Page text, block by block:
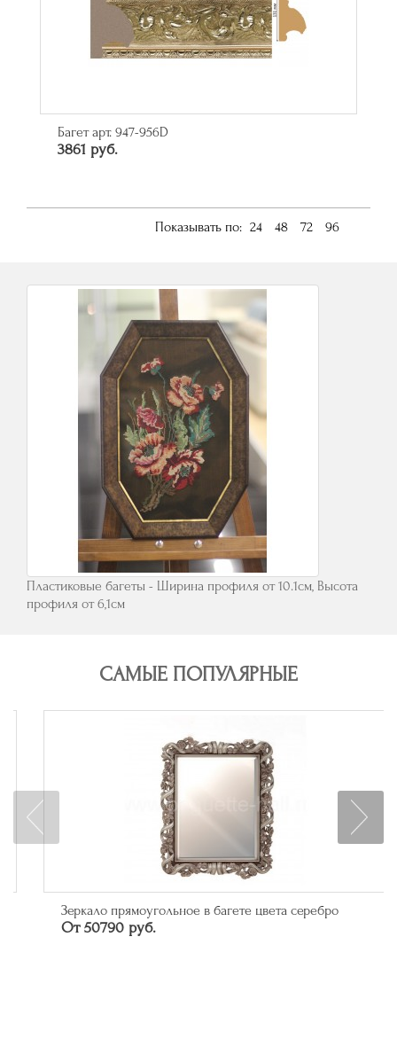
Багет арт. 947-956D
3861 руб.
Показывать по: 24 48 72 96
Пластиковые багеты - Ширина профиля от 10.1см, Высота
профиля от 6,1см
САМЫЕ ПОПУЛЯРНЫЕ
Зеркало прямоугольное в багете цвета серебро
От 50790 руб.